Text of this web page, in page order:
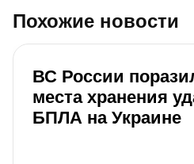
Похожие новости
ВС России
места хранения
БПЛА на Украине